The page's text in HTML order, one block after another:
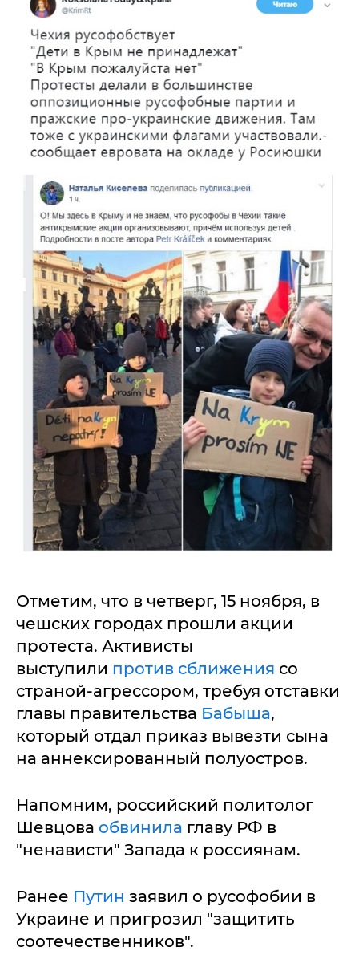
Отметим, что в четверг, 15 ноября, в
чешских городах прошли акции
протеста. Активисты
выступили против сближения со
страной-агрессором, требуя отставки
главы правительства Бабыша,
который отдал приказ вывезти сына
на аннексированный полуостров.
Напомним, российский политолог
Шевцова обвинила главу РФ в
"ненависти" Запада к россиянам.
Ранее Путин заявил о русофобии в
Украине и пригрозил "защитить
соотечественников".